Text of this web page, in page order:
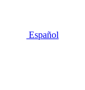
Español